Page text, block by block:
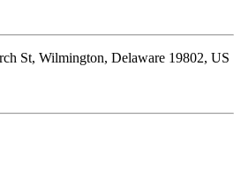
St, Wilmington, Delaware 19802, US